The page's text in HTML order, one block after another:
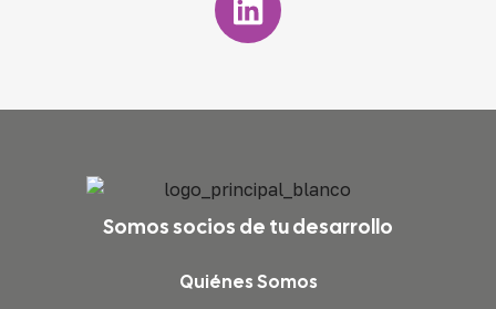
Somos socios de tu desarrollo
Quiénes Somos